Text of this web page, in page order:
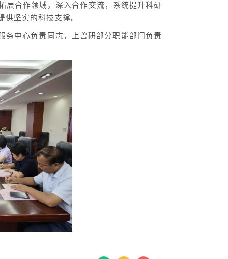
展合作领域，深入合作交流，系统提升科研
坚实的科技支撑。
务中心负责同志，上兽研部分职能部门负责